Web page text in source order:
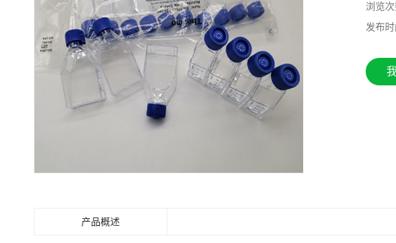
浏览
发布
产品概述